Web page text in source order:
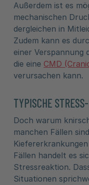
Außerdem ist es
mechanischen
dergleichen in
Zudem kann es
einer Verspannung
die eine CMD
verursachen kann.
TYPISCHE
Doch warum
manchen Fällen
Fällen handelt es
Stressreaktion.
Situationen